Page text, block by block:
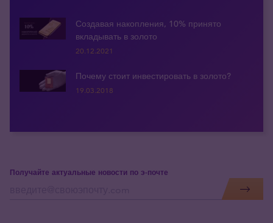
Создавая накопления, 10% принято
вкладывать в золото
20.12.2021
Почему стоит инвестировать в золото?
19.03.2018
Получайте актуальные новости по э-почте